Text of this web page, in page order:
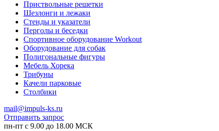
Приствольные решетки
Шезлонги и лежаки
Стенды и указатели
Перголы и беседки
Спортивное оборудование Workout
Оборудование для собак
Полигональные фигуры
Мебель Хорека
Трибуны
Качели парковые
Столбики
mail@impuls-ks.ru
Отправить запрос
пн-пт с 9.00 до 18.00 МСК